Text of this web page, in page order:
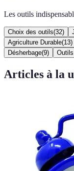
Les outils
Choix des outils(32)
Agriculture Durable(13)
Désherbage(9)
Articles à la